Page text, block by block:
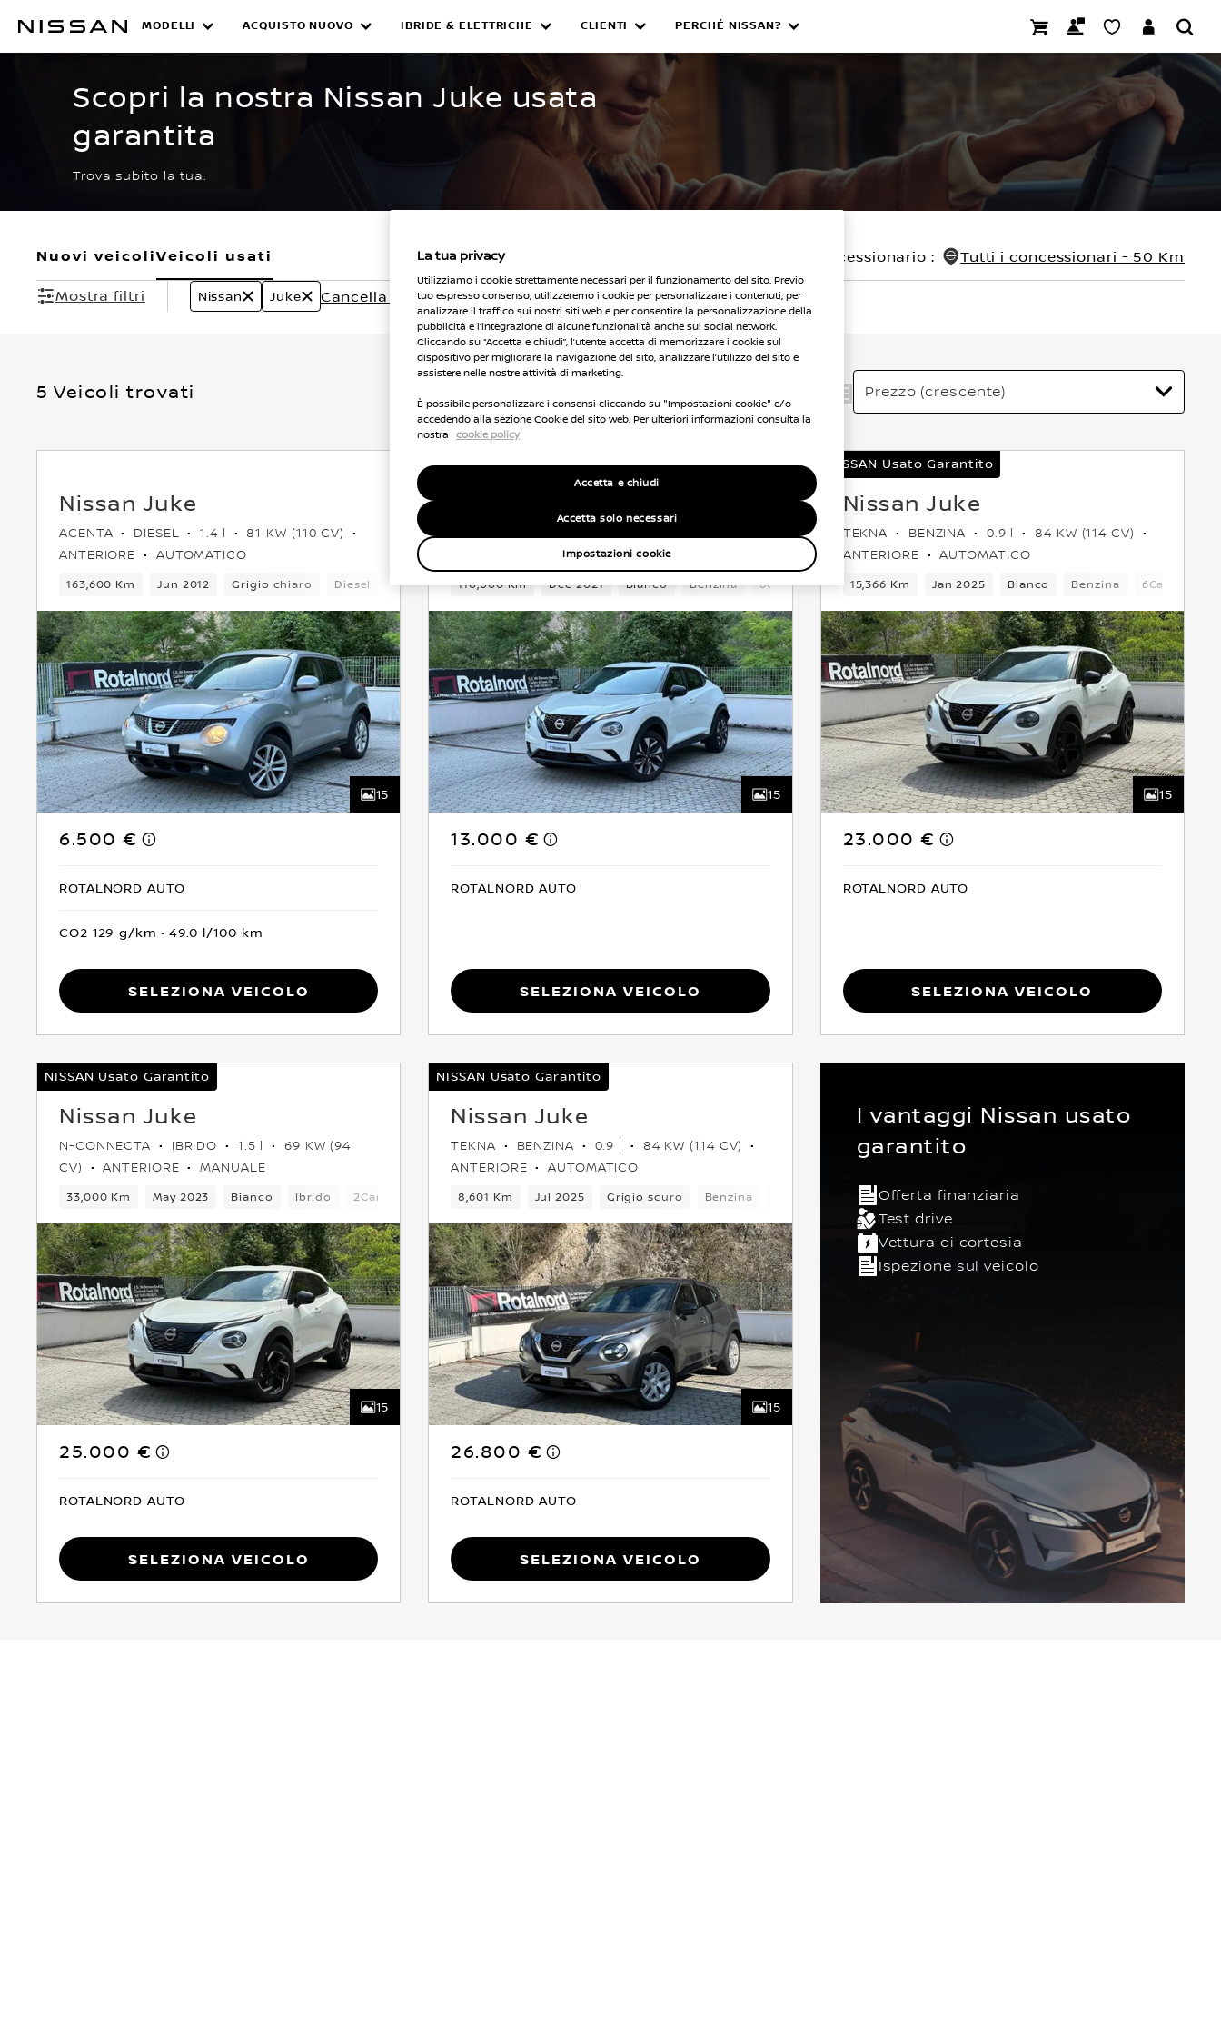
CERTIFIED PRE OWNED INVENTORY
MODELLI ACQUISTO NUOVO IBRIDE & ELETTRICHE CLIENTI PERCHÉ NISSAN?
Scopri la nostra Nissan Juke usata
garantita
Trova subito la tua.
Nuovi veicoliVeicoli usati Seleziona concessionario :
Tutti i concessionari - 50 Km
Mostra filtri
Nissan Juke Cancella tutti i filtri
5 Veicoli trovati
Nissan Juke
ACENTA DIESEL 1.4 l
81 KW (110 CV)
ANTERIORE
AUTOMATICO
163,600 Km Jun 2012 Grigio chiaro Diesel 6Cambio 5 Posti Crossover Anteriore Euro 5
15
6.500 €
ROTALNORD AUTO
CO2 129 g/km 49.0 l/100 km
Seleziona Veicolo
NISSAN Usato Garantito
AUTOMATICO
110,000 Km Dec 2021 Bianco Benzina 6Cambio 5 Posti Crossover Anteriore Euro 6
15
13.000 €
ROTALNORD AUTO
Seleziona Veicolo
NISSAN Usato Garantito
Nissan Juke
TEKNA BENZINA 0.9 l
84 KW (114 CV)
ANTERIORE
AUTOMATICO
15,366 Km Jan 2025 Bianco Benzina 6Cambio
15
23.000 €
ROTALNORD AUTO
Seleziona Veicolo
NISSAN Usato Garantito
Nissan Juke
N-CONNECTA IBRIDO 1.5 l
69 KW (94
CV)
ANTERIORE MANUALE
33,000 Km May 2023 Bianco Ibrido 2Cambio 5 Posti Crossover Anteriore Euro 6
15
25.000 €
ROTALNORD AUTO
Seleziona Veicolo
NISSAN Usato Garantito
Nissan Juke
TEKNA BENZINA 0.9 l
84 KW (114 CV)
ANTERIORE
AUTOMATICO
8,601 Km Jul 2025 Grigio scuro Benzina 5 Posti Crossover Anteriore
15
26.800 €
ROTALNORD AUTO
Seleziona Veicolo
I vantaggi Nissan usato
garantito
Offerta finanziaria
Test drive
Vettura di cortesia
Ispezione sul veicolo
La tua privacy
Utilizziamo i cookie strettamente necessari per il funzionamento del sito. Previo
tuo espresso consenso, utilizzeremo i cookie per personalizzare i contenuti, per
analizzare il traffico sui nostri siti web e per consentire la personalizzazione della
pubblicità e l’integrazione di alcune funzionalità anche sui social network.
Cliccando su “Accetta e chiudi”, l’utente accetta di memorizzare i cookie sul
dispositivo per migliorare la navigazione del sito, analizzare l’utilizzo del sito e
assistere nelle nostre attività di marketing.
È possibile personalizzare i consensi cliccando su "Impostazioni cookie" e/o
accedendo alla sezione Cookie del sito web. Per ulteriori informazioni consulta la
nostra
cookie policy
Accetta solo necessari
Accetta e chiudi
Impostazioni cookie